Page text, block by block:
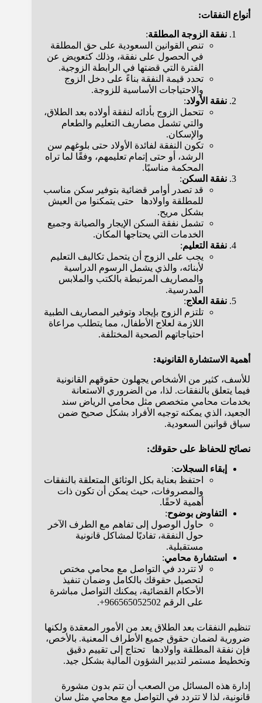
أنواع النفقات:
نفقة الزوجة المطلقة:
تنص القوانين السعودية على حق المطلقة
في الحصول على نفقة، وذلك كتعويض عن
الفترة التي قضتها في الرابطة الزوجية.
تحدد قيمة النفقة بناءً على دخل الزوج
والاحتياجات الأساسية للزوجة.
نفقة الأولاد:
تتحمل الزوج بأدائه لنفقة أولاده بعد الطلاق،
والتي تشمل مصاريف التعليم والطعام
والإسكان.
تكون النفقة لفائدة الأولاد حتى بلوغهم سن
الرشد، أو حتى إتمام تعليمهم، وفقًا لما تراه
المحكمة مناسبًا.
نفقة السكن:
قد تصدر أوامر قضائية بتوفير سكن مناسب
للمطلقة واولادها حتى يتمكنوا من العيش
بشكل مريح.
تشمل نفقة السكن الإيجار والصيانة وجميع
الخدمات التي يحتاجها المكان.
نفقة التعليم:
يجب على الزوج أن يتحمل تكاليف التعليم
لأبنائه، والذي يشمل الرسوم الدراسية
والمصاريف المرتبطة بالكتب والملابس
المدرسية.
نفقة العلاج:
تلتزم الزوج بإيجاد وتوفير المصاريف الطبية
اللازمة لعلاج الأطفال، مما يتطلب مراعاة
احتياجاتهم الصحية المختلفة.
أهمية الاستشارة القانونية:
للأسف، كثير من الأشخاص يجهلون حقوقهم القانونية
فيما يتعلق بالنفقات. لذا، من الضروري الاستعانة
بخدمات محامي متخصص مثل محامي الرياض سند
الجعيد، الذي يمكنه توجيه الأفراد بشكل صحيح ضمن
سياق قوانين السعودية.
نصائح للحفاظ على حقوقك:
إبقاء السجلات:
احتفظ بعناية بكل الوثائق المتعلقة بالنفقات
والمصروفات، حيث يمكن أن تكون ذات
أهمية لاحقًا.
التفاوض بوضوح:
حاول الوصول إلى تفاهم مع الطرف الآخر
حول النفقة، تفاديًا لمشاكل قانونية
مستقبلية.
استشارة محامي:
لا تتردد في التواصل مع محامي مختص
لتحصيل حقوقك بالكامل وضمان تنفيذ
الأحكام القضائية، يمكنك التواصل مباشرة
على الرقم 966565052502+.
تنظيم النفقات بعد الطلاق يعد من الأمور المعقدة ولكنها
ضرورية لضمان حقوق جميع الأطراف المعنية. بالأخص،
فإن نفقة المطلقة واولادها تحتاج إلى تقييم دقيق
وتخطيط مستمر لتدبير الشؤون المالية بشكل جيد.
إدارة هذه المسائل من الصعب أن تتم بدون مشورة
قانونية، لذا لا تتردد في التواصل مع محامي مثل سان